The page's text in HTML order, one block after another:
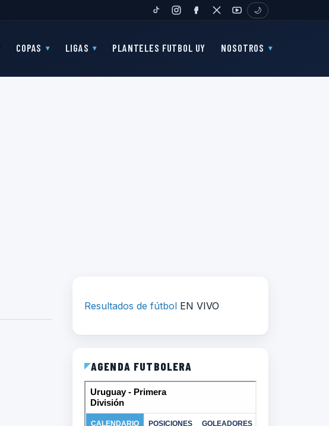
TIKTOKINSTAGRAM
FANPAGETWITTERYOUTUBE
🌙
COPAS LIGAS PLANTELES FUTBOL UY NOSOTROS
Resultados de fútbol EN VIVO
AGENDA FUTBOLERA